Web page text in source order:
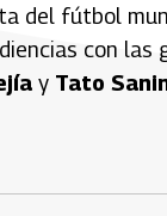
del fútbol
con
y Tato